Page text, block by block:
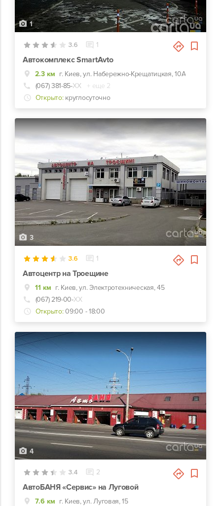
1
3.6 1
Автокомплекс SmartAvto
2.3 км г. Киев, ул. Набережно-Крещатицкая, 10А
(067) 381-85-ХХ
+ еще 2
Открыто: круглосуточно
3
3.6 1
Автоцентр на Троещине
11 км г. Киев, ул. Электротехническая, 45
(067) 219-00-ХХ
Открыто: 09:00 - 18:00
4
3.4 2
АвтоБАНЯ «Сервис» на Луговой
7.6 км г. Киев, ул. Луговая, 15